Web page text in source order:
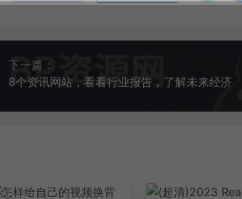
下一篇：
8个资讯网站，看看行业报告，了解未来经济